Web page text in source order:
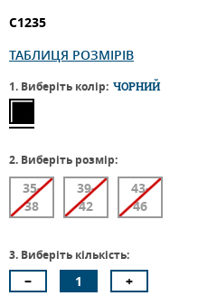
C1235
ТАБЛИЦЯ РОЗМІРІВ
1. Виберіть колір: ЧОРНИЙ
2. Виберіть розмір:
35-
38
39-
42
43-
46
3. Виберіть кількість: